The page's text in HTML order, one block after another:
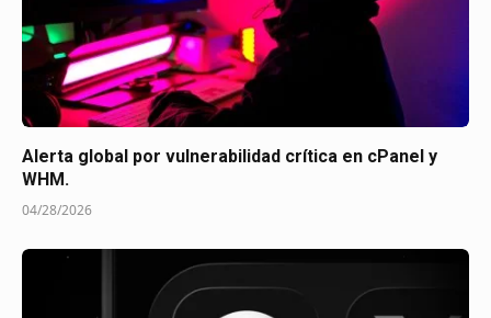
Alerta global por vulnerabilidad crítica en cPanel y
WHM.
04/28/2026